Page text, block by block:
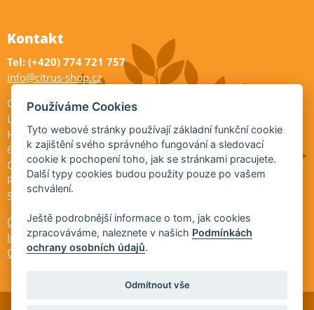
Kontakt
Tel: (+420) 774 721 757
info@citrus-shop.cz
Citrus shop zahradnictví
Legionářů 2
Hodonín
695 01
Otevřeno:
Po-Pá 9-17
So 9-11:30
Ochrana osobních údajů
Informace ÚKZÚZ
Cookies
Používáme Cookies
Tyto webové stránky používají základní funkční cookie
k zajištění svého správného fungování a sledovací
cookie k pochopení toho, jak se stránkami pracujete.
Další typy cookies budou použity pouze po vašem
schválení.
Ještě podrobnější informace o tom, jak cookies
zpracováváme, naleznete v našich Podmínkách
ochrany osobních údajů.
Odmítnout vše